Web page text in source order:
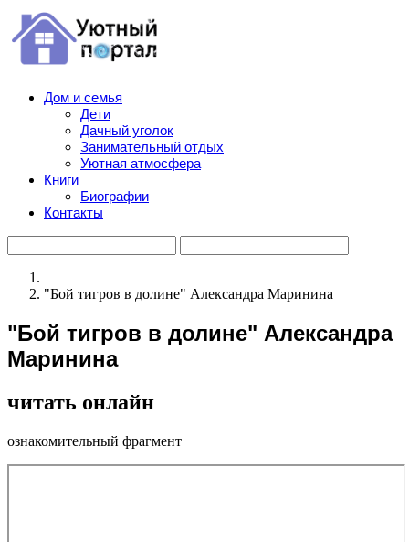
Дом и семья
Дети
Дачный уголок
Занимательный отдых
Уютная атмосфера
Книги
Биографии
Контакты
"Бой тигров в долине" Александра Маринина
"Бой тигров в долине" Александра
Маринина
читать онлайн
ознакомительный фрагмент